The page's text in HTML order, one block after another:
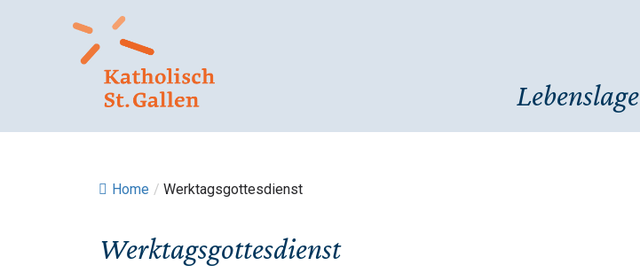
Lebenslage
Home / Werktagsgottesdienst
Werktagsgottesdienst